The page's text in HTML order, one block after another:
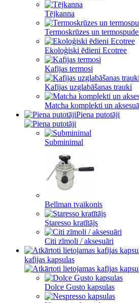
Tējkanna
Termoskrūzes un
Ekoloģiski ēdieni Ecotree
Kafijas termosi
Kafijas uzglabāšanas trauki
Matcha komplekti un
Piena putotāji
Subminimal
Bellman tvaikonis
Staresso kratītājs
Citi zīmoli / aksesuāri
kafijas kapsulas
Dolce Gusto kapsulas